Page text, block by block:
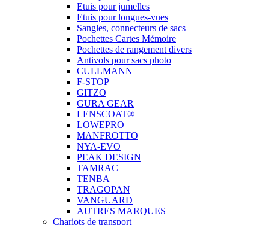
Etuis pour jumelles
Etuis pour longues-vues
Sangles, connecteurs de sacs
Pochettes Cartes Mémoire
Pochettes de rangement divers
Antivols pour sacs photo
CULLMANN
F-STOP
GITZO
GURA GEAR
LENSCOAT®
LOWEPRO
MANFROTTO
NYA-EVO
PEAK DESIGN
TAMRAC
TENBA
TRAGOPAN
VANGUARD
AUTRES MARQUES
Chariots de transport